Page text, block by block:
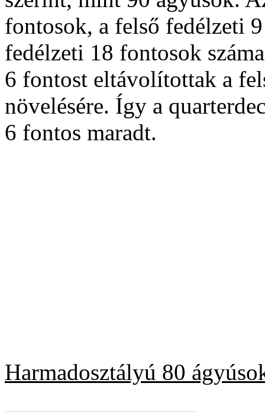
fontosok, a felső fedélzeti
fedélzeti 18 fontosok
6 fontost eltávolítottak a
növelésére. Így a
6 fontos maradt.
Harmadosztályú 80